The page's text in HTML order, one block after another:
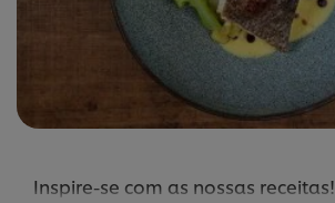
Inspire-se com as nossas receitas!